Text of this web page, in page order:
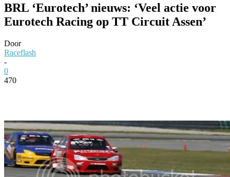
BRL ‘Eurotech’ nieuws: ‘Veel actie voor
Eurotech Racing op TT Circuit Assen’
Door
Raceflash
-
0
470